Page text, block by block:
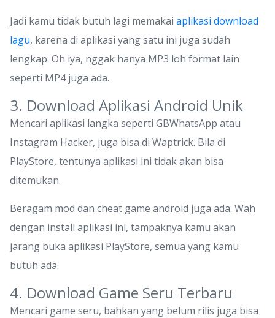
Jadi kamu tidak butuh lagi memakai aplikasi download
lagu, karena di aplikasi yang satu ini juga sudah
lengkap. Oh iya, nggak hanya MP3 loh format lain
seperti MP4 juga ada.
3. Download Aplikasi Android Unik
Mencari aplikasi langka seperti GBWhatsApp atau
Instagram Hacker, juga bisa di Waptrick. Bila di
PlayStore, tentunya aplikasi ini tidak akan bisa
ditemukan.
Beragam mod dan cheat game android juga ada. Wah
dengan install aplikasi ini, tampaknya kamu akan
jarang buka aplikasi PlayStore, semua yang kamu
butuh ada.
4. Download Game Seru Terbaru
Mencari game seru, bahkan yang belum rilis juga bisa